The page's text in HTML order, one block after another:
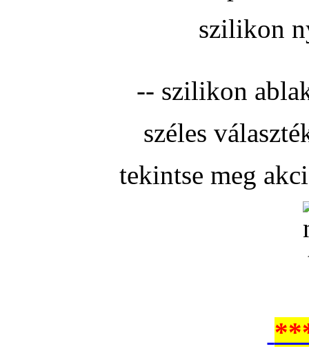
szilikon
-- szilikon
széles
tekintse meg